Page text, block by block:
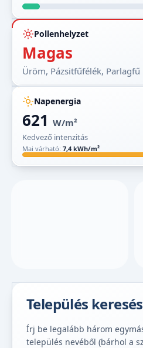
Pollenhelyzet
Magas
Üröm, Pázsitfűfélék, Parlagfű
Napenergia
621 W/m²
Kedvező intenzitás
Mai várható: 7,4 kWh/m²
Település
Írj be legalább három
település nevéből (bárhol a